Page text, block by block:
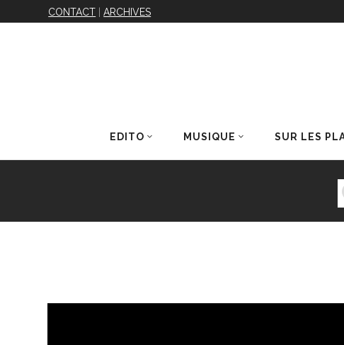
CONTACT |ARCHIVES
EDITO MUSIQUE SUR LES